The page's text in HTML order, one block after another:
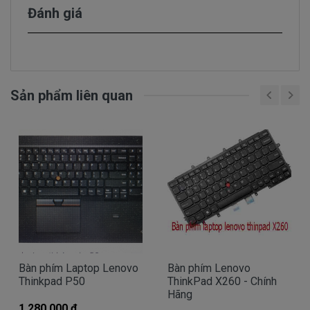
là có thể khắc phục được lỗi nhưng quy trình này
cần sự cẩn thận chính xác.
được trong khi các key khác vẫn hoạt động bình
Khi Keyboard có dấu hiệu bị liệt, chạm một vài
nút hoặc liệt cả keyboard : là do chạm hoặc đứt
mạch bên trong, cáp keyboard bị lỏng, cáp bị
đứt gãy, lỗi I/O chip điều khiển main.
Keyboard bấm lúc được lúc không, có khi bắt
buộc phải dùng lực nhấn mạnh thì chữ mới ăn, là
hoặc lỗi bo mạch.
Thông thường bàn phím laptop Lenovo
Đánh giá
Sản phẩm liên quan
Bàn phím Laptop Lenovo
Thinkpad P50
Bàn phím Lenovo
ThinkPad X260 - Chính
Hãng